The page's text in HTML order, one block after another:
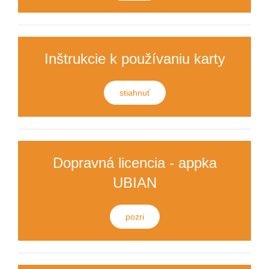
Inštrukcie k používaniu karty
stiahnuť
Dopravná licencia - appka
UBIAN
pozri